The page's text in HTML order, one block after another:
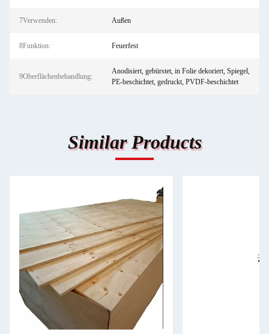
7Verwenden: Außen
8Funktion: Feuerfest
9Oberflächenbehandlung:
Anodisiert, gebürstet, in Folie dekoriert, Spiegel,
PE-beschichtet, gedruckt, PVDF-beschichtet
Similar Products